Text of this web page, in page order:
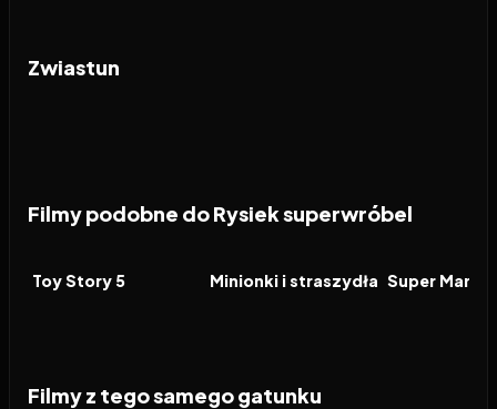
Zwiastun
Filmy podobne do Rysiek superwróbel
FILM
Toy Story 5 FILM
Minionki i straszydła FILM
Filmy z tego samego gatunku